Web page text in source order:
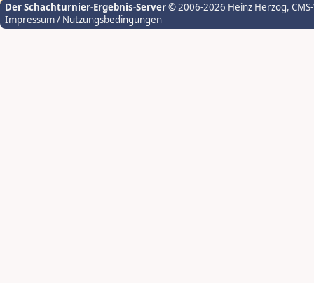
Der Schachturnier-Ergebnis-Server© 2006-2026 Heinz Herzog,
Impressum / Nutzungsbedingungen